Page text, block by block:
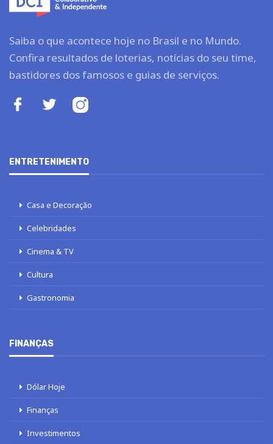
Saiba o que acontece hoje no Brasil e no Mundo.
Confira resultados de loterias, notícias do seu time,
bastidores dos famosos e guias de serviços.
ENTRETENIMENTO
Casa e Decoração
Celebridades
Cinema & TV
Cultura
Gastronomia
FINANÇAS
Dólar Hoje
Finanças
Investimentos